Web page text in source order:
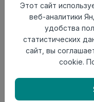
доски
Теплый пол
до +27
4V
Замок
Megaloc
Страна
происхождения
Германия
Этот сайт
веб-аналитики
удобства
статистических
сайт, вы
cookie.